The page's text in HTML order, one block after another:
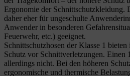
Ergonomie der Schnittschutzkleidung.
daher eher für ungeschulte
Anwender in besonderen
Feuerwehr, etc.) geeignet.
Schnittschutzhosen der Klasse 1
Schutz vor Schnittverletzungen. Einen
allerdings nicht. Bei den höheren
ergonomische und thermische